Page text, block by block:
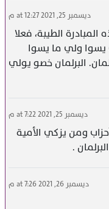
ديسمبر 25, 2021 at 12:27 م
الطيبة، فعلا
يسوا ولي ما يسوا
البرلمان خصو يولي
ديسمبر 25, 2021 at 7:22 م
ومن يزكي الأمية
.
ديسمبر 26, 2021 at 7:26 م